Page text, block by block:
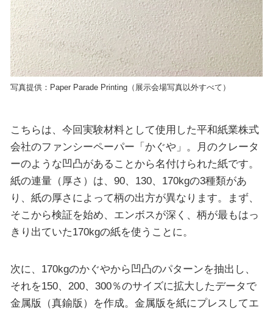
写真提供：Paper Parade Printing（展示会場写真以外すべて）
こちらは、今回実験材料として使用した平和紙業株式
会社のファンシーペーパー「かぐや」。月のクレータ
ーのような凹凸があることから名付けられた紙です。
紙の連量（厚さ）は、90、130、170kgの3種類があ
り、紙の厚さによって柄の出方が異なります。まず、
そこから検証を始め、エンボスが深く、柄が最もはっ
きり出ていた170kgの紙を使うことに。
次に、170kgのかぐやから凹凸のパターンを抽出し、
それを150、200、300％のサイズに拡大したデータで
金属版（真鍮版）を作成。金属版を紙にプレスしてエ